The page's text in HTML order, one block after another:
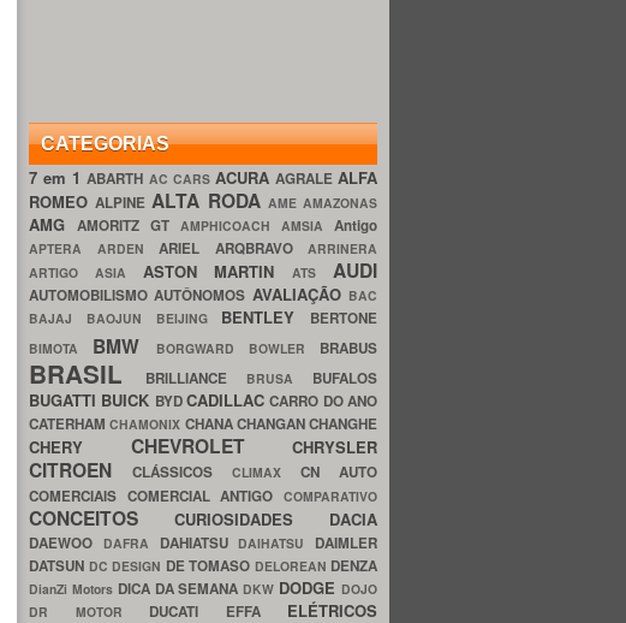
CATEGORIAS
7 em 1ABARTH AC CARS ACURA AGRALE ALFA
ROMEOALPINEALTA RODA AME AMAZONAS
AMG AMORITZ GT AMPHICOACH AMSIA Antigo
APTERA ARDEN ARIEL ARQBRAVO ARRINERA
ARTIGO ASIA ASTON MARTINATS AUDI
AUTOMOBILISMOAUTÔNOMOS AVALIAÇÃO BAC
BAJAJ BAOJUN BEIJING BENTLEY BERTONE
BIMOTA BMW BORGWARD BOWLER BRABUS
BRASIL BRILLIANCE BRUSA BUFALOS
BUGATTI BUICK BYDCADILLACCARRO DO ANO
CATERHAMCHAMONIX CHANACHANGANCHANGHE
CHERY CHEVROLET CHRYSLER
CITROEN CLÁSSICOS CLIMAX CN AUTO
COMERCIAIS COMERCIAL ANTIGOCOMPARATIVO
CONCEITOS CURIOSIDADES DACIA
DAEWOO DAFRA DAHIATSU DAIHATSU DAIMLER
DATSUN DC DESIGN DE TOMASO DELOREAN DENZA
DianZi Motors DICA DA SEMANA DKW DODGE DOJO
DR MOTOR DUCATI EFFA ELÉTRICOS